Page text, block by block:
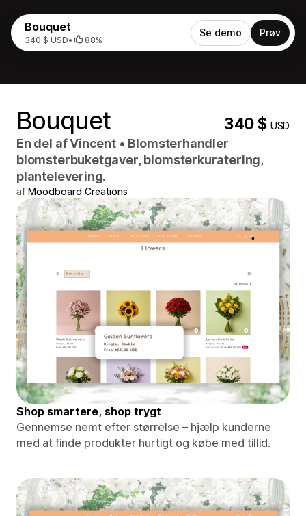
Bouquet
340 $ USD• 88%
Se demo Prøv
Bouquet 340 $USD
En del afVincent • Blomsterhandler
blomsterbuketgaver, blomsterkuratering,
plantelevering.
af Moodboard Creations
Shop smartere, shop trygt
Gennemse nemt efter størrelse – hjælp kunderne
med at finde produkter hurtigt og købe med tillid.